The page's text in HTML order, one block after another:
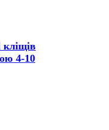
кліщів
4-10